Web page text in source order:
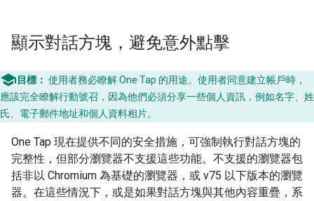
顯示對話方塊，避免意外點擊
目標： 使用者務必瞭解 One Tap 的用途。使用者同意建立帳戶時，
應該完全瞭解行動號召，因為他們必須分享一些個人資訊，例如名字、姓
氏、電子郵件地址和個人資料相片。
One Tap 現在提供不同的安全措施，可強制執行對話方塊的
完整性，但部分瀏覽器不支援這些功能。不支援的瀏覽器包
括非以 Chromium 為基礎的瀏覽器，或 v75 以下版本的瀏覽
器。在這些情況下，或是如果對話方塊與其他內容重疊，系